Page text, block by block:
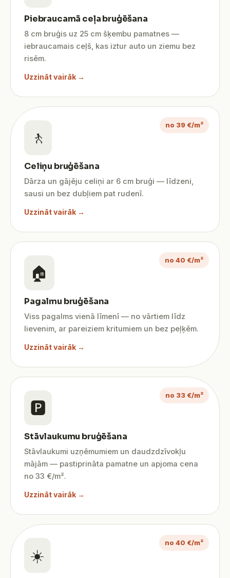
Piebraucamā ceļa bruģēšana
8 cm bruģis uz 25 cm šķembu pamatnes —
iebraucamais ceļš, kas iztur auto un ziemu bez
risēm.
Uzzināt vairāk →
no 39 €/m²
🚶
Celiņu bruģēšana
Dārza un gājēju celiņi ar 6 cm bruģi — līdzeni,
sausi un bez dubļiem pat rudenī.
Uzzināt vairāk →
no 40 €/m²
🏠
Pagalmu bruģēšana
Viss pagalms vienā līmenī — no vārtiem līdz
lievenim, ar pareiziem kritumiem un bez peļķēm.
Uzzināt vairāk →
no 33 €/m²
🅿️
Stāvlaukumu bruģēšana
Stāvlaukumi uzņēmumiem un daudzdzīvokļu
mājām — pastiprināta pamatne un apjoma cena
no 33 €/m².
Uzzināt vairāk →
no 40 €/m²
☀️